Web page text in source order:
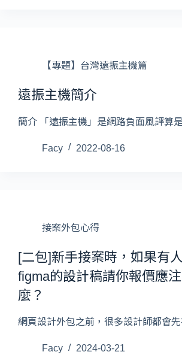
【專題】台灣遠振主機篇
遠振主機簡介
簡介 「遠振主機」是網路負面風評算
Facy 2022-08-16
接案外包心得
[二包]新手接案時，如果有
figma的設計稿請你報價應
麼？
網頁設計外包之前，很多設計師都會
Facy 2024-03-21